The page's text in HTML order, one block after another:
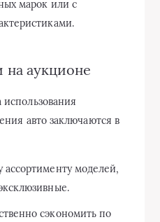
марок или с
аукционе
авто заключаются в
моделей,
сэкономить по